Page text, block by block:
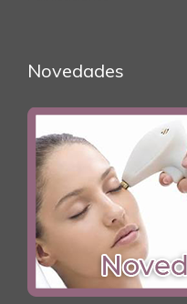
Novedades